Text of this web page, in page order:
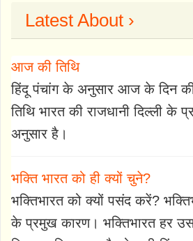
Latest About ›
आज की तिथि
हिंदू पंचांग के अनुसार आज के दिन की
तिथि भारत की राजधानी दिल्ली के
अनुसार है।
भक्ति भारत को ही क्यों चुने?
भक्तिभारत को क्यों पसंद करें?
के प्रमुख कारण। भक्तिभारत हर